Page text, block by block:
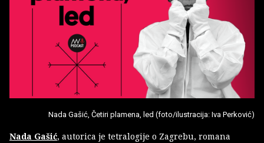
Nada Gašić, Četiri plamena, led (foto/ilustracija: Iva Perković)
Nada Gašić, autorica je tetralogije o Zagrebu, romana